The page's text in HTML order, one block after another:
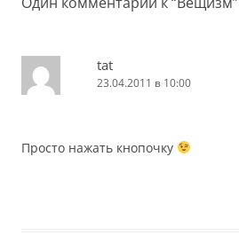
tat
23.04.2011 в 10:00
Просто нажать кнопочку